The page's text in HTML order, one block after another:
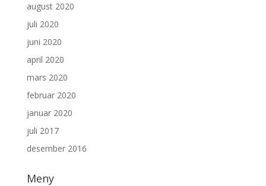
august 2020
juli 2020
juni 2020
april 2020
mars 2020
februar 2020
januar 2020
juli 2017
desember 2016
Meny